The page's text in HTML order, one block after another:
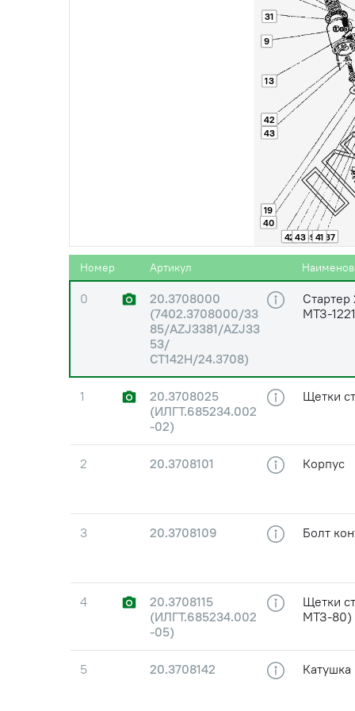
9
13
19
31
37
39
40
41
42
42
43
43
Номер Артикул
0
20.3708800
(7402.3708800-10)
Реле
0
20.3708000
(7402.3708000/33
85/AZJ3381/AZJ33
53/
СТ142Н/24.3708)
Стартер
МТЗ-
1
20.3708025
(ИЛГТ.685234.002
-02)
Щетки
2 20.3708101 Корпус
3 20.3708109 Болт
4
20.3708115
(ИЛГТ.685234.002
-05)
Щетки
МТЗ-80)
5 20.3708142 Катушка